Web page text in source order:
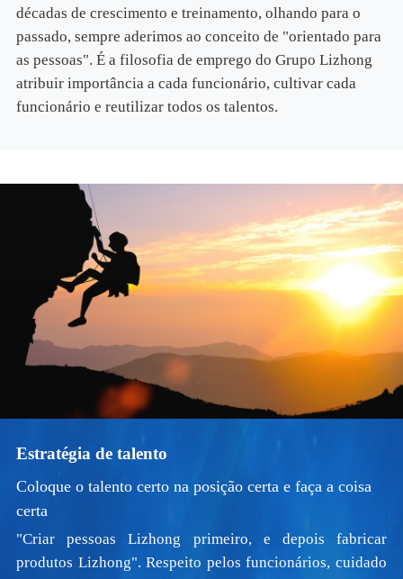
décadas de crescimento e treinamento, olhando para o
passado, sempre aderimos ao conceito de "orientado para
as pessoas". É a filosofia de emprego do Grupo Lizhong
atribuir importância a cada funcionário, cultivar cada
funcionário e reutilizar todos os talentos.
Estratégia de talento
Coloque o talento certo na posição certa e faça a coisa
certa
"Criar pessoas Lizhong primeiro, e depois fabricar
produtos Lizhong". Respeito pelos funcionários, cuidado